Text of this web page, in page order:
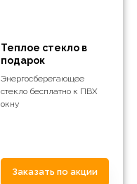
Теплое стекло в
подарок
Энергосберегающее
стекло бесплатно к ПВХ
окну
Заказать по акции